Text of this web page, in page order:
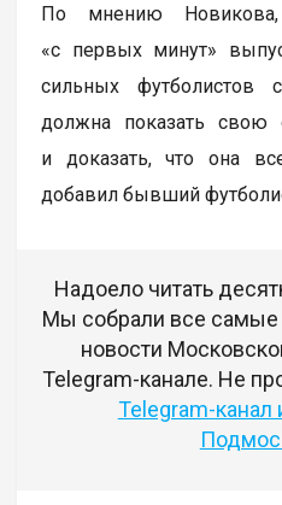
По мнению Новикова,
«с первых минут»
сильных футболистов
должна показать свою
и доказать, что она
добавил бывший
Надоело читать
Мы собрали все
новости
Telegram-канале. Не
Telegram-канал